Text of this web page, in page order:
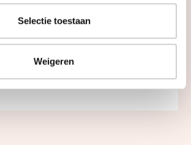
Selectie toestaan
Weigeren
gaat binnenkort in verkoop!